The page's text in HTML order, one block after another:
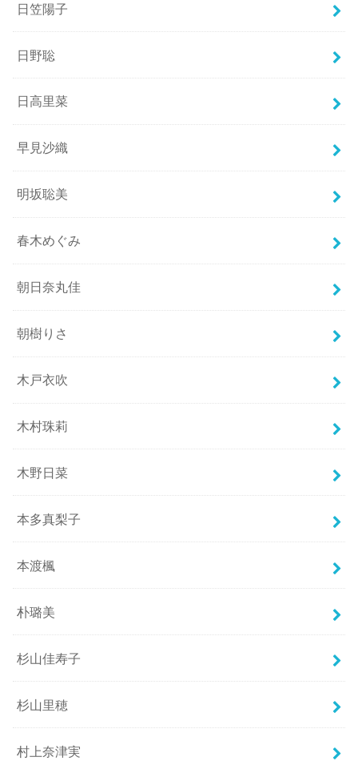
日笠陽子
日野聡
日高里菜
早見沙織
明坂聡美
春木めぐみ
朝日奈丸佳
朝樹りさ
木戸衣吹
木村珠莉
木野日菜
本多真梨子
本渡楓
朴璐美
杉山佳寿子
杉山里穂
村上奈津実